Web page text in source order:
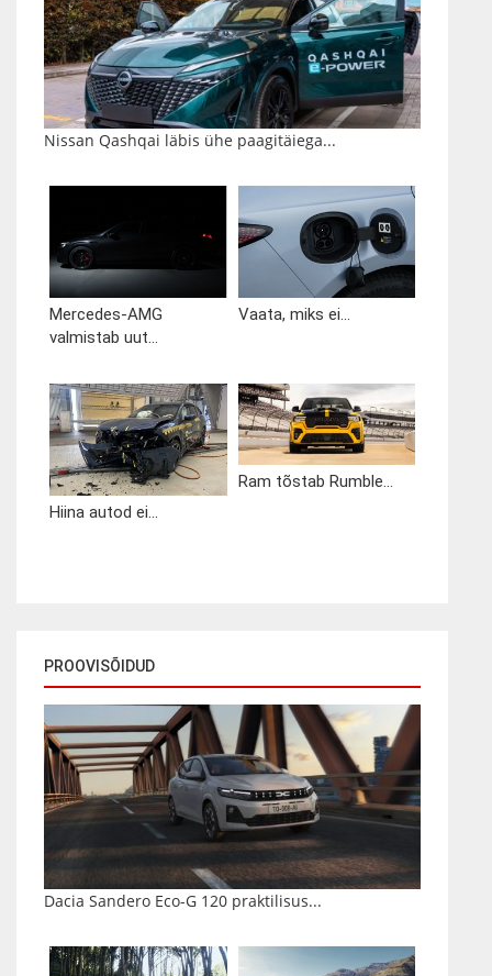
Nissan Qashqai läbis ühe paagitäiega...
Mercedes-AMG
valmistab uut...
Vaata, miks ei...
Hiina autod ei...
Ram tõstab Rumble...
PROOVISÕIDUD
Dacia Sandero Eco-G 120 praktilisus...